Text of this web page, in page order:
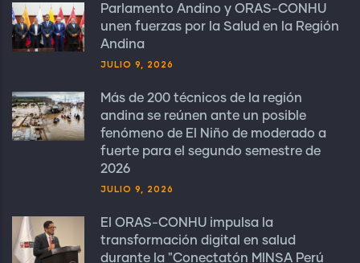
Parlamento Andino y ORAS-CONHU
unen fuerzas por la Salud en la Región
Andina
JULIO 9, 2026
Más de 200 técnicos de la región
andina se reúnen ante un posible
fenómeno de El Niño de moderado a
fuerte para el segundo semestre de
2026
JULIO 9, 2026
El ORAS-CONHU impulsa la
transformación digital en salud
durante la "Conectatón MINSA Perú